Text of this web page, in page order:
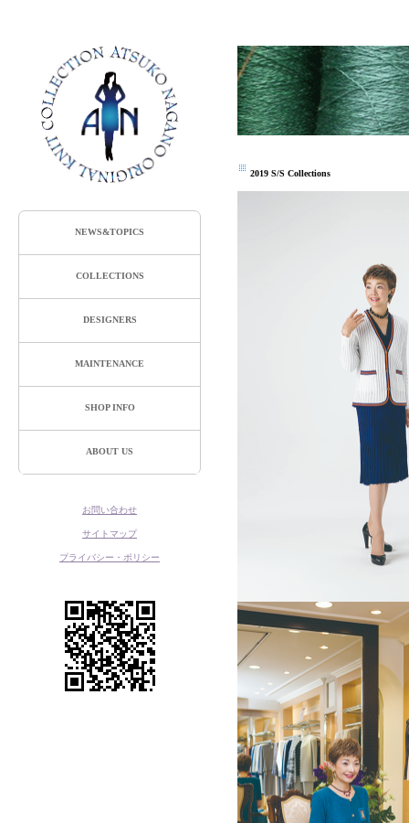
NEWS&TOPICS
COLLECTIONS
DESIGNERS
MAINTENANCE
SHOP INFO
ABOUT US
お問い合わせ
サイトマップ
プライバシー・ポリシー
2019 S/S Collections